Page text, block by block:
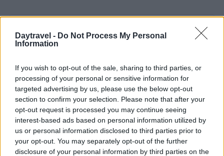
Daytravel - Do Not Process My Personal
Information
If you wish to opt-out of the sale, sharing to third parties, or
processing of your personal or sensitive information for
targeted advertising by us, please use the below opt-out
section to confirm your selection. Please note that after your
opt-out request is processed you may continue seeing
interest-based ads based on personal information utilized by
us or personal information disclosed to third parties prior to
your opt-out. You may separately opt-out of the further
disclosure of your personal information by third parties on the
AiAdhubMedia